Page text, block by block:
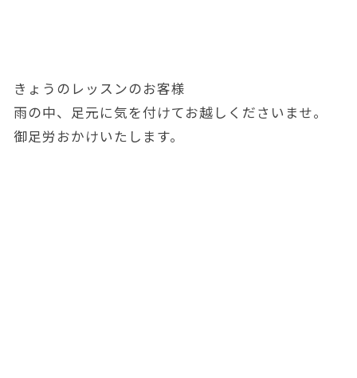
きょうのレッスンのお客様
雨の中、足元に気を付けてお越しくださいませ。
御足労おかけいたします。